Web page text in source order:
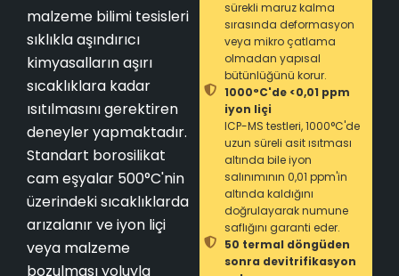
malzeme bilimi tesisleri
sıklıkla aşındırıcı
kimyasalların aşırı
sıcaklıklara kadar
ısıtılmasını gerektiren
deneyler yapmaktadır.
Standart borosilikat
cam eşyalar 500°C'nin
üzerindeki sıcaklıklarda
arızalanır ve iyon liçi
veya malzeme
bozulması yoluyla
sürekli maruz kalma
sırasında deformasyon
veya mikro çatlama
olmadan yapısal
bütünlüğünü korur.
1000°C'de <0,01 ppm
iyon liçi
ICP-MS testleri, 1000°C'de
uzun süreli asit ısıtması
altında bile iyon
salınımının 0,01 ppm'in
altında kaldığını
doğrulayarak numune
saflığını garanti eder.
50 termal döngüden
sonra devitrifikasyon